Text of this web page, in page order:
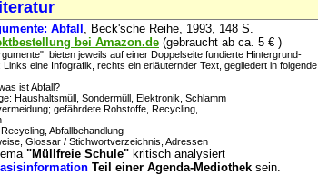
Abfall , Beck'sche Reihe, 1993, 148 S.
bei Amazon.de (gebraucht ab ca. 5 € )
bieten jeweils auf einer Doppelseite fundierte Hintergrund-
eine Infografik, rechts ein erläuternder Text, gegliedert in folgende
ist Abfall?
Haushaltsmüll, Sondermüll, Elektronik, Schlamm
gefährdete Rohstoffe, Recycling,
Abfallbehandlung
Glossar / Stichwortverzeichnis, Adressen
"Müllfreie Schule" kritisch analysiert
Teil einer Agenda-Mediothek sein.